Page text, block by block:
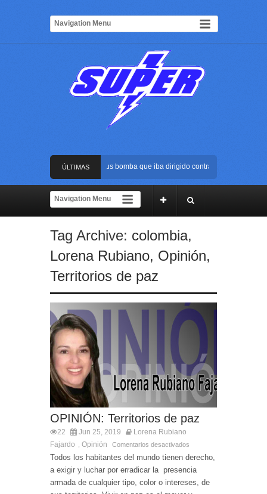
ÚLTIMAS
NOTICIAS
Frustran atentado con bus bomba que iba dirigido contra Cali durante la
La Arena USC será el escenario de la posesión presidencial de Abelardo
Rápida reacción policial evitó que presunto agresor escapara tras atacar
Frustran atentado con bus bomba que iba dirigido contra Cali durante la
Tag Archive: colombia,
Lorena Rubiano, Opinión,
Territorios de paz
OPINIÓN: Territorios de paz
22 Jun 25, 2019
Lorena Rubiano
Fajardo
Opinión Comentarios desactivados
Todos los habitantes del mundo tienen derecho,
a exigir y luchar por erradicar la presencia
armada de cualquier tipo, color o intereses, de